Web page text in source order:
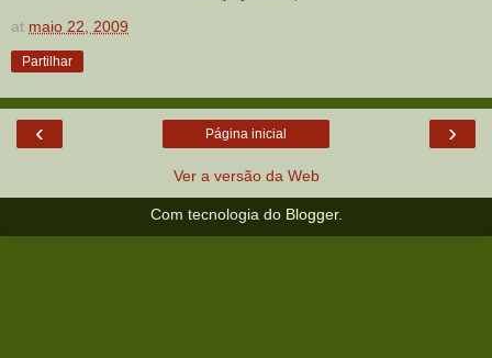
at maio 22, 2009
Partilhar
‹ ›
Página inicial
Ver a versão da Web
Com tecnologia do Blogger.